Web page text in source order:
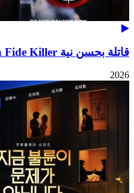
قاتلة بحسن نية A Bona Fide Killer
2026